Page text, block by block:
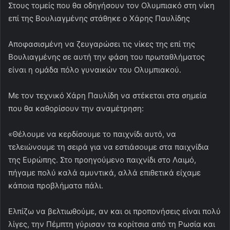
Στους τομείς που θα οδηγήσουν τον Ολυμπιακό στη νίκη
επί της Βουλιαγμένης στάθηκε ο Χάρης Παυλίδης
Αποφασισμένη να ζευγαρώσει τις νίκες της επί της
Βουλιαγμένης σε αυτή την φάση του πρωταθλήματος
είναι η ομάδα πόλο γυναικών του Ολυμπιακού.
Με τον τεχνικό Χάρη Παυλίδη να στέκεται στα σημεία
που θα καθορίσουν την αναμέτρηση:
«Θέλουμε να κερδίσουμε το παιχνίδι αυτό, να
τελειώνουμε τη σειρά για να εστιάσουμε στα παιχνίδια
της Ευρώπης. Στο προηγούμενο παιχνίδι στο Λαιμό,
πήγαμε πολύ καλά αμυντικά, αλλά επιθετικά είχαμε
κάποια προβλήματα πάλι.
Ελπίζω να βελτιωθούμε, αν και οι προπονήσεις είναι πολύ
λίγες, την Πέμπτη γύρισαν τα κορίτσια από τη Ρωσία και